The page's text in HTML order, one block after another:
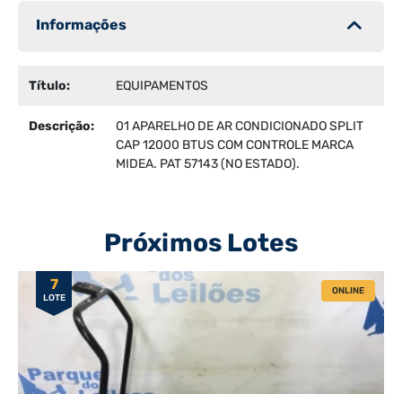
Informações
Título: EQUIPAMENTOS
Descrição:
01 APARELHO DE AR CONDICIONADO SPLIT
CAP 12000 BTUS COM CONTROLE MARCA
MIDEA. PAT 57143 (NO ESTADO).
Próximos Lotes
7
LOTE
ONLINE